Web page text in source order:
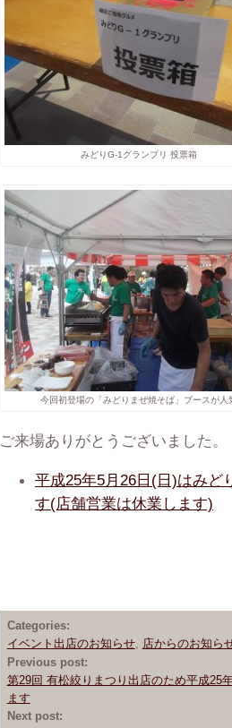
みどりG-1グランプリ 投票箱
今回初登場の「みどりまぜ焼そば」ブースが人
ご来場ありがとうございました。
平成25年5月26日(日)はみど
す(店舗営業は休業します)
Categories:
イベント出店のお知らせ, 店からのお知ら
Previous post:
第29回 有松絞りまつり出店のため平成25
ます
Next post: